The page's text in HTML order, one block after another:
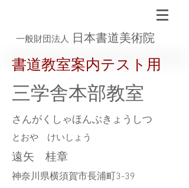
一般財団法人 日本書道美術院
書道教室案内テスト用
三学舎本部教室
さんがくしゃほんぶきょうしつ
とおや けいしょう
遠矢 桂章
神奈川県横須賀市長浦町3-39